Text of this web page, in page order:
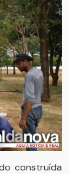
construída